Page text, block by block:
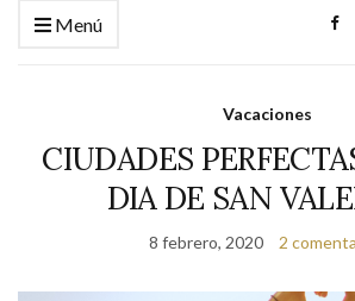
Menú
Vacaciones
CIUDADES
DIA DE SAN
8 febrero, 2020 2